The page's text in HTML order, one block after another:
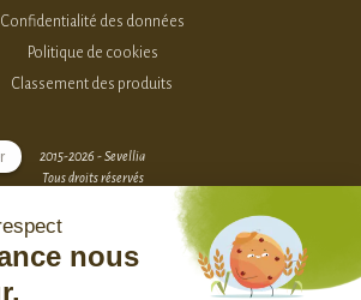
Confidentialité des données
Politique de cookies
Classement des produits
2015-2026 - Sevellia
Tous droits réservés